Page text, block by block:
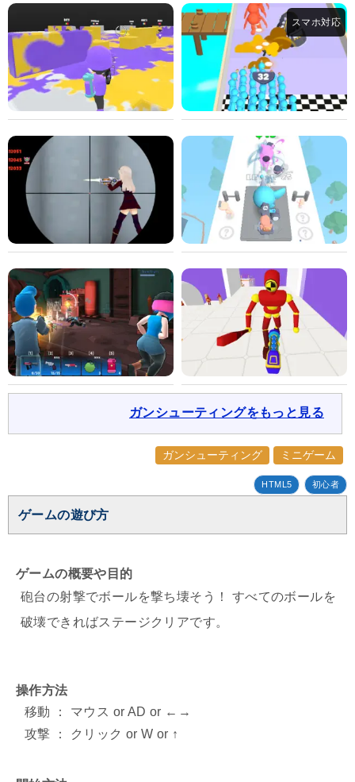
ガンシューティングをもっと見る
ガンシューティング ミニゲーム
HTML5 初心者
ゲームの遊び方
ゲームの概要や目的
砲台の射撃でボールを撃ち壊そう！ すべてのボールを
破壊できればステージクリアです。
操作方法
移動 ： マウス or AD or ←→
攻撃 ： クリック or W or ↑